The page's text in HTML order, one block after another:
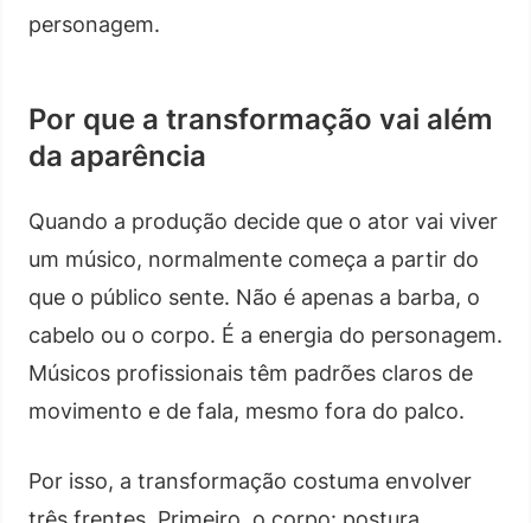
personagem.
Por que a transformação vai além
da aparência
Quando a produção decide que o ator vai viver
um músico, normalmente começa a partir do
que o público sente. Não é apenas a barba, o
cabelo ou o corpo. É a energia do personagem.
Músicos profissionais têm padrões claros de
movimento e de fala, mesmo fora do palco.
Por isso, a transformação costuma envolver